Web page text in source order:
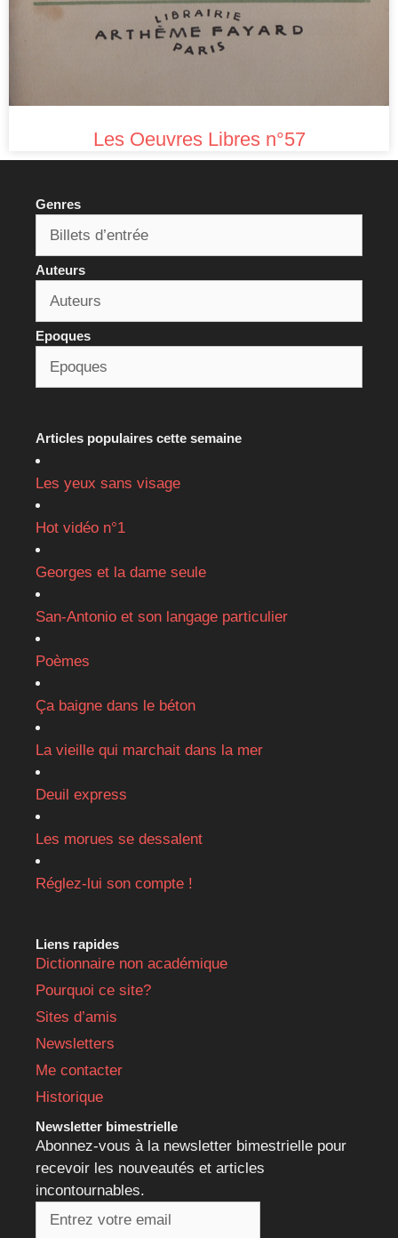
Les Oeuvres Libres n°57
Genres
Auteurs
Epoques
Articles populaires cette semaine
Les yeux sans visage
Hot vidéo n°1
Georges et la dame seule
San-Antonio et son langage particulier
Poèmes
Ça baigne dans le béton
La vieille qui marchait dans la mer
Deuil express
Les morues se dessalent
Réglez-lui son compte !
Liens rapides
Dictionnaire non académique
Pourquoi ce site?
Sites d’amis
Newsletters
Me contacter
Historique
Newsletter bimestrielle
Abonnez-vous à la newsletter bimestrielle pour
recevoir les nouveautés et articles
incontournables.